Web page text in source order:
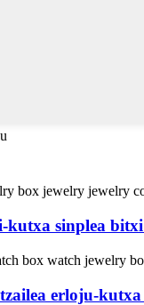
kutxa sinplea
erloju-